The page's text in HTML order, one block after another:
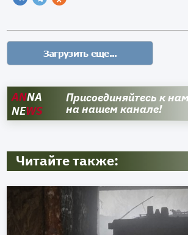
ANNA
NEWS
Присоединяйтесь к нам
на нашем канале!
Читайте также: